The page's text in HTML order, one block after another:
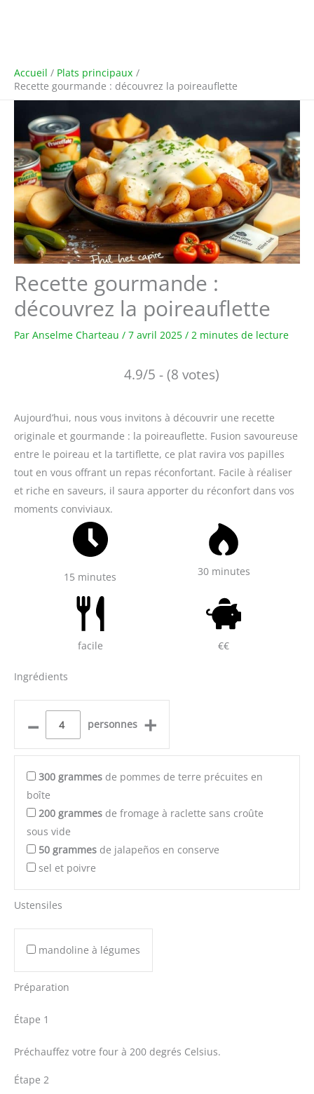
Accueil
Plats principaux
Recette gourmande : découvrez la poireauflette
Recette gourmande :
découvrez la poireauflette
Par Anselme Charteau / 7 avril 2025 / 2 minutes de lecture
4.9/5 - (8 votes)
Aujourd’hui, nous vous invitons à découvrir une recette
originale et gourmande : la poireauflette. Fusion savoureuse
entre le poireau et la tartiflette, ce plat ravira vos papilles
tout en vous offrant un repas réconfortant. Facile à réaliser
et riche en saveurs, il saura apporter du réconfort dans vos
moments conviviaux.
15 minutes 30 minutes
facile €€
Ingrédients
– personnes +
300 grammes de pommes de terre précuites en
boîte
200 grammes de fromage à raclette sans croûte
sous vide
50 grammes de jalapeños en conserve
sel et poivre
Ustensiles
mandoline à légumes
Préparation
Étape 1
Préchauffez votre four à 200 degrés Celsius.
Étape 2